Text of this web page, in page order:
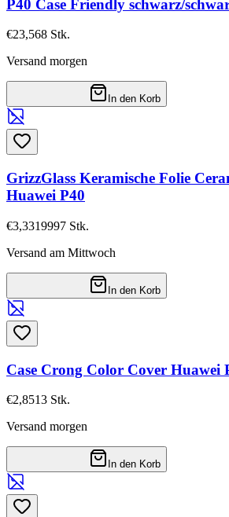
P40 Case Friendly schwarz/
€23,568 Stk.
Versand morgen
In den Korb
GrizzGlass Keramische Folie
Huawei P40
€3,3319997 Stk.
Versand am Mittwoch
In den Korb
Case Crong Color Cover Huawei
€2,8513 Stk.
Versand morgen
In den Korb